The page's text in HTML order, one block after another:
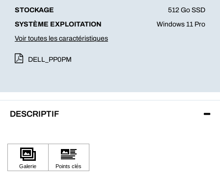
STOCKAGE
512 Go SSD
SYSTÈME EXPLOITATION
Windows 11 Pro
Voir toutes les caractéristiques
DELL_PP0PM
DESCRIPTIF